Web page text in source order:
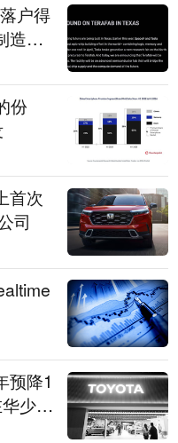
户得
造带
份
首次
司
预降1
少卖